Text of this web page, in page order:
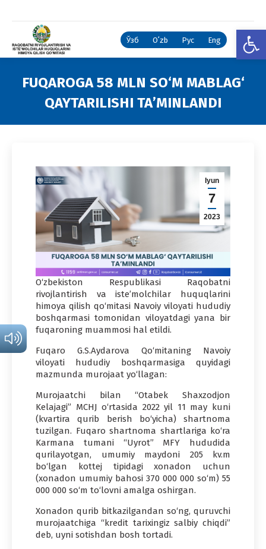
Ўзб Oʻzb Рус Eng
FUQAROGA 58 MLN SO‘M MABLAG‘
QAYTARILISHI TAʼMINLANDI
Iyun
7
2023
O‘zbekiston Respublikasi Raqobatni
rivojlantirish va isteʼmolchilar huquqlarini
himoya qilish qo‘mitasi Navoiy viloyati hududiy
boshqarmasi tomonidan viloyatdagi yana bir
fuqaroning muammosi hal etildi.
Fuqaro G.S.Aydarova Qo‘mitaning Navoiy
viloyati hududiy boshqarmasiga quyidagi
mazmunda murojaat yo‘llagan:
Murojaatchi bilan “Otabek Shaxzodjon
Kelajagi” MCHJ o‘rtasida 2022 yil 11 may kuni
(kvartira qurib berish bo‘yicha) shartnoma
tuzilgan. Fuqaro shartnoma shartlariga ko‘ra
Karmana tumani “Uyrot” MFY hududida
qurilayotgan, umumiy maydoni 205 kv.m
bo‘lgan kottej tipidagi xonadon uchun
(xonadon umumiy bahosi 370 000 000 so‘m) 55
000 000 so‘m to‘lovni amalga oshirgan.
Xonadon qurib bitkazilgandan so‘ng, quruvchi
murojaatchiga “kredit tarixingiz salbiy chiqdi”
deb, uyni sotishdan bosh tortadi.